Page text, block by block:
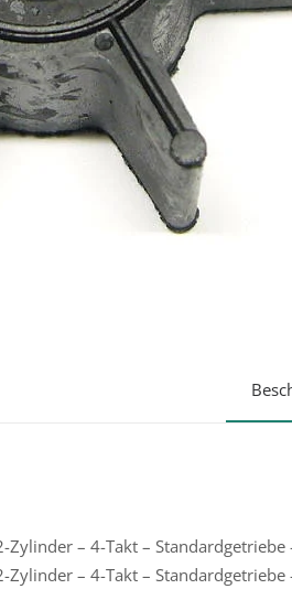
– 4-Takt –
– 4-Takt –